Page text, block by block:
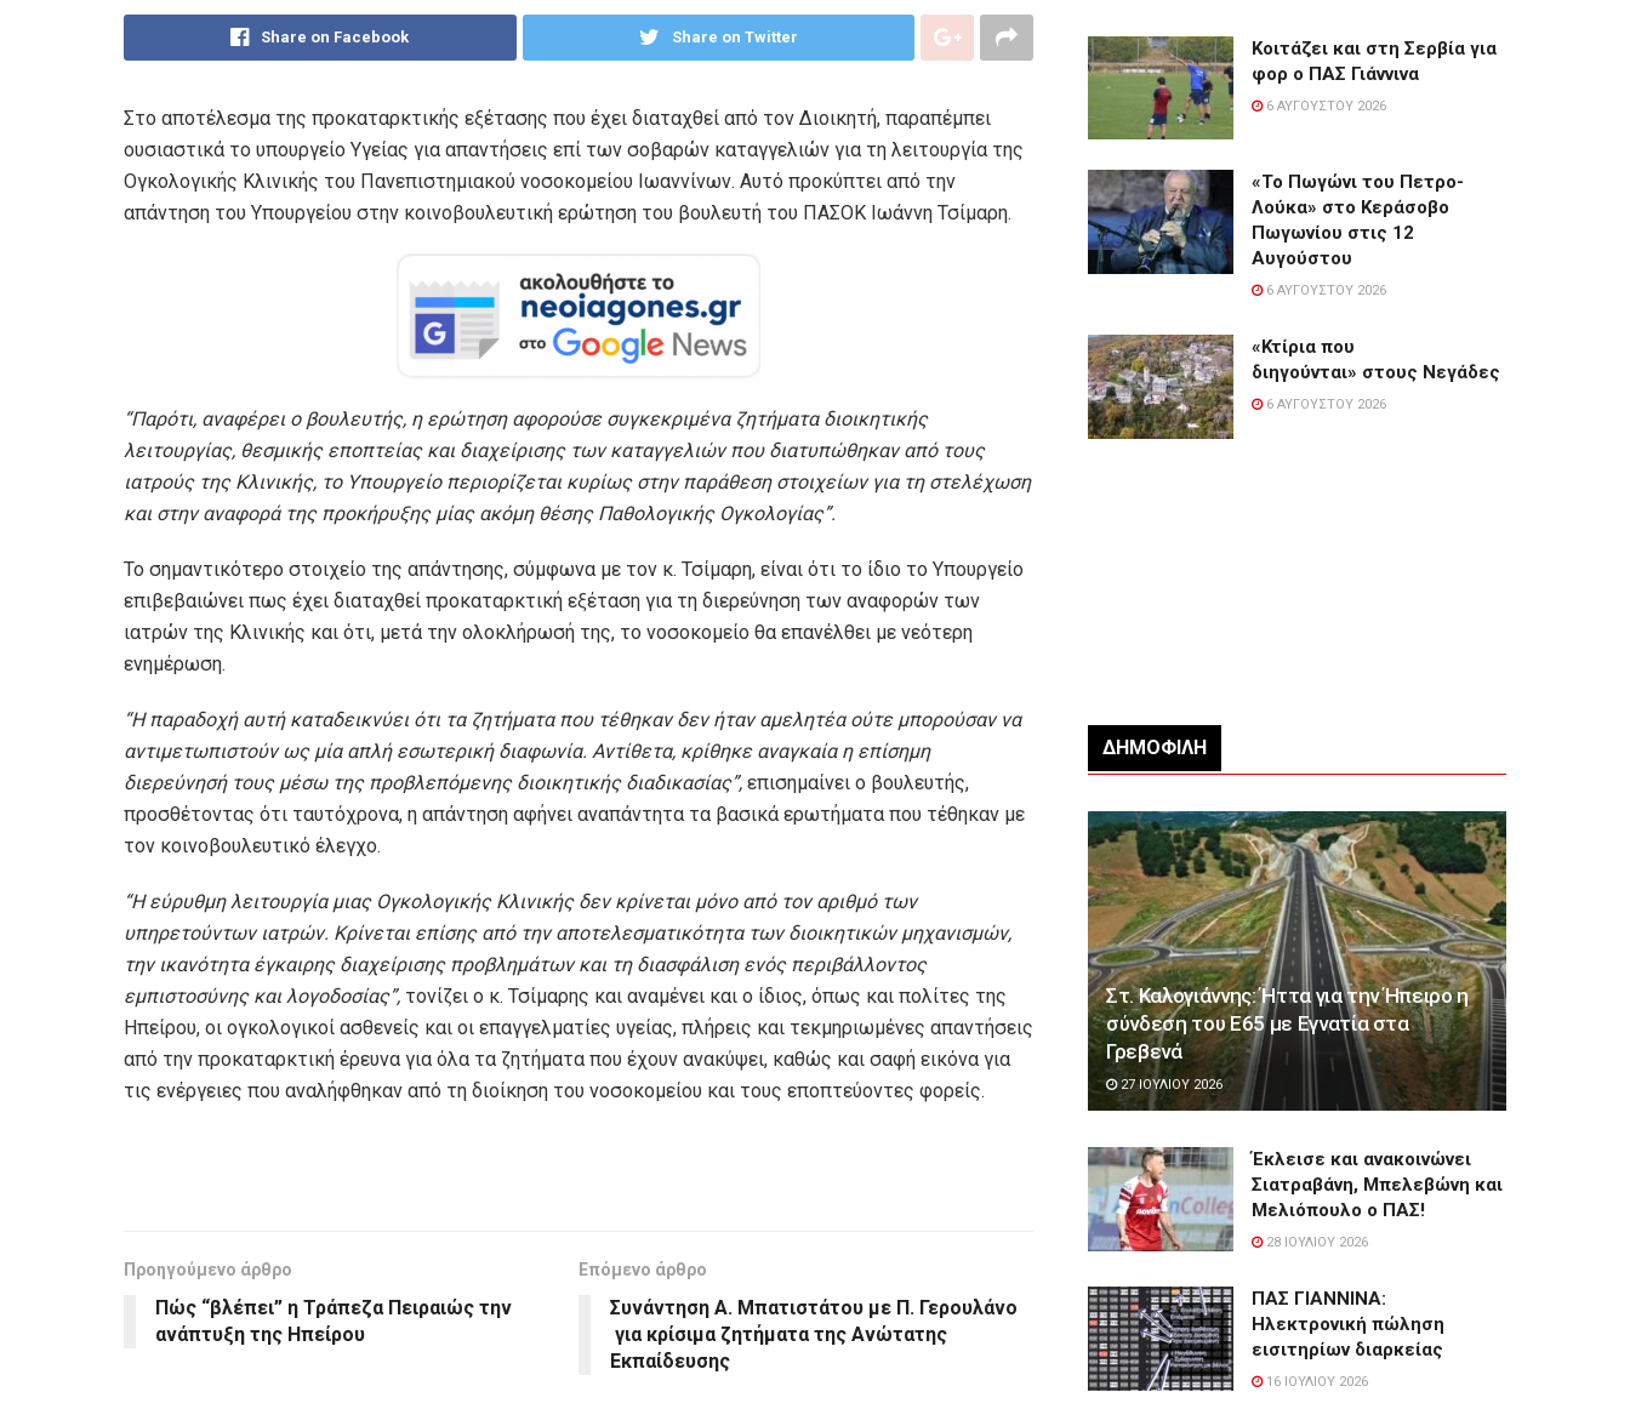
Share on Facebook Share on Twitter
Στο αποτέλεσμα της προκαταρκτικής εξέτασης που έχει διαταχθεί από τον Διοικητή, παραπέμπει
ουσιαστικά το υπουργείο Υγείας για απαντήσεις επί των σοβαρών καταγγελιών για τη λειτουργία της
Ογκολογικής Κλινικής του Πανεπιστημιακού νοσοκομείου Ιωαννίνων. Αυτό προκύπτει από την
απάντηση του Υπουργείου στην κοινοβουλευτική ερώτηση του βουλευτή του ΠΑΣΟΚ Ιωάννη Τσίμαρη.
“Παρότι, αναφέρει ο βουλευτής, η ερώτηση αφορούσε συγκεκριμένα ζητήματα διοικητικής
λειτουργίας, θεσμικής εποπτείας και διαχείρισης των καταγγελιών που διατυπώθηκαν από τους
ιατρούς της Κλινικής, το Υπουργείο περιορίζεται κυρίως στην παράθεση στοιχείων για τη στελέχωση
και στην αναφορά της προκήρυξης μίας ακόμη θέσης Παθολογικής Ογκολογίας”.
Το σημαντικότερο στοιχείο της απάντησης, σύμφωνα με τον κ. Τσίμαρη, είναι ότι το ίδιο το Υπουργείο
επιβεβαιώνει πως έχει διαταχθεί προκαταρκτική εξέταση για τη διερεύνηση των αναφορών των
ιατρών της Κλινικής και ότι, μετά την ολοκλήρωσή της, το νοσοκομείο θα επανέλθει με νεότερη
ενημέρωση.
“Η παραδοχή αυτή καταδεικνύει ότι τα ζητήματα που τέθηκαν δεν ήταν αμελητέα ούτε μπορούσαν να
αντιμετωπιστούν ως μία απλή εσωτερική διαφωνία. Αντίθετα, κρίθηκε αναγκαία η επίσημη
διερεύνησή τους μέσω της προβλεπόμενης διοικητικής διαδικασίας”, επισημαίνει ο βουλευτής,
προσθέτοντας ότι ταυτόχρονα, η απάντηση αφήνει αναπάντητα τα βασικά ερωτήματα που τέθηκαν με
τον κοινοβουλευτικό έλεγχο.
“Η εύρυθμη λειτουργία μιας Ογκολογικής Κλινικής δεν κρίνεται μόνο από τον αριθμό των
υπηρετούντων ιατρών. Κρίνεται επίσης από την αποτελεσματικότητα των διοικητικών μηχανισμών,
την ικανότητα έγκαιρης διαχείρισης προβλημάτων και τη διασφάλιση ενός περιβάλλοντος
εμπιστοσύνης και λογοδοσίας”, τονίζει ο κ. Τσίμαρης και αναμένει και ο ίδιος, όπως και πολίτες της
Ηπείρου, οι ογκολογικοί ασθενείς και οι επαγγελματίες υγείας, πλήρεις και τεκμηριωμένες απαντήσεις
από την προκαταρκτική έρευνα για όλα τα ζητήματα που έχουν ανακύψει, καθώς και σαφή εικόνα για
τις ενέργειες που αναλήφθηκαν από τη διοίκηση του νοσοκομείου και τους εποπτεύοντες φορείς.
Προηγούμενο άρθρο
Πώς “βλέπει” η Τράπεζα Πειραιώς την
ανάπτυξη της Ηπείρου
Επόμενο άρθρο
Συνάντηση Α. Μπατιστάτου με Π. Γερουλάνο
για κρίσιμα ζητήματα της Ανώτατης
Εκπαίδευσης
Κοιτάζει και στη Σερβία για
φορ ο ΠΑΣ Γιάννινα
6 ΑΥΓΟΎΣΤΟΥ 2026
«Το Πωγώνι του Πετρο-
Λούκα» στο Κεράσοβο
Πωγωνίου στις 12
Αυγούστου
6 ΑΥΓΟΎΣΤΟΥ 2026
«Κτίρια που
διηγούνται» στους Νεγάδες
6 ΑΥΓΟΎΣΤΟΥ 2026
ΔΗΜΟΦΙΛΉ
Στ. Καλογιάννης: Ήττα για την Ήπειρο η
σύνδεση του Ε65 με Εγνατία στα
Γρεβενά
27 ΙΟΥΛΊΟΥ 2026
Έκλεισε και ανακοινώνει
Σιατραβάνη, Μπελεβώνη και
Μελιόπουλο ο ΠΑΣ!
28 ΙΟΥΛΊΟΥ 2026
ΠΑΣ ΓΙΑΝΝΙΝΑ:
Hλεκτρονική πώληση
εισιτηρίων διαρκείας
16 ΙΟΥΛΊΟΥ 2026